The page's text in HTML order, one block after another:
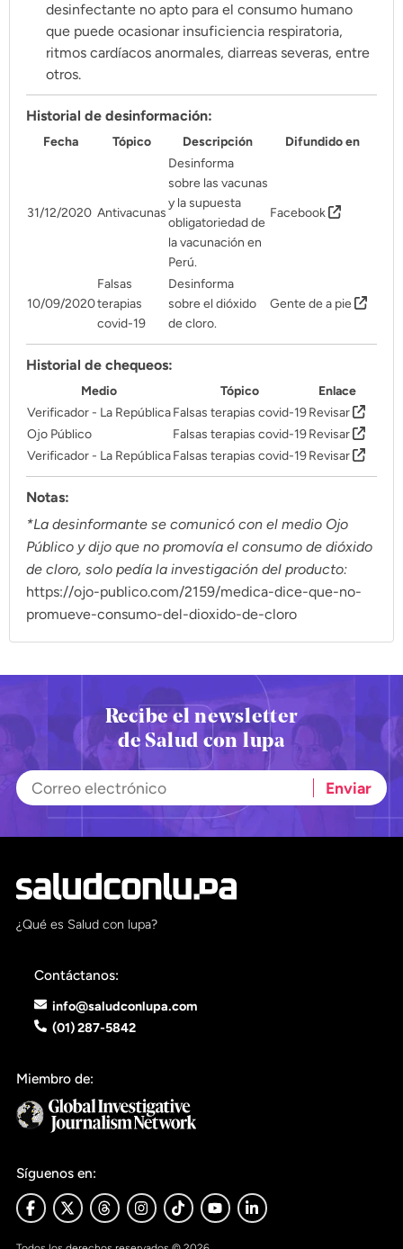
APÓYANOS
Pon tu lupa sobre lo
que importa
Dona aquí
RECIBE NUESTRO BOLETÍN
SÍGUENOS
desinfectante no apto para el consumo humano
que puede ocasionar insuficiencia respiratoria,
ritmos cardíacos anormales, diarreas severas, entre
otros.
Historial de desinformación:
Fecha Tópico Descripción Difundido en
31/12/2020 Antivacunas
Desinforma
sobre las vacunas
y la supuesta
obligatoriedad de
la vacunación en
Perú.
Facebook
10/09/2020
Falsas
terapias
covid-19
Desinforma
sobre el dióxido
de cloro.
Gente de a pie
Historial de chequeos:
Medio Tópico
Enlace
Verificador - La República Falsas terapias covid-19 Revisar
Ojo Público
Falsas terapias covid-19 Revisar
Verificador - La República Falsas terapias covid-19 Revisar
Notas:
*La desinformante se comunicó con el medio Ojo
Público y dijo que no promovía el consumo de dióxido
de cloro, solo pedía la investigación del producto:
https://ojo-publico.com/2159/medica-dice-que-no-
promueve-consumo-del-dioxido-de-cloro
Recibe el newsletter
de Salud con lupa
¿Qué es Salud con lupa?
Contáctanos:
info@saludconlupa.com
(01) 287-5842
Miembro de:
Síguenos en: